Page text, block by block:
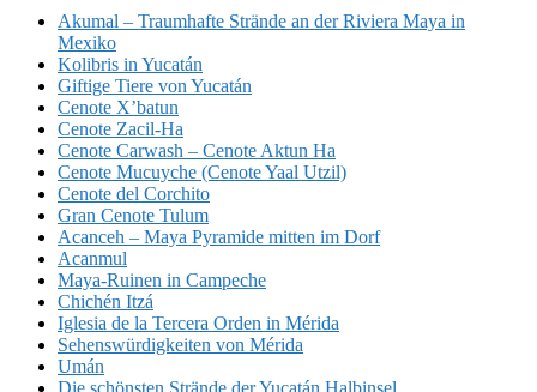
Akumal – Traumhafte Strände an der Riviera Maya in
Mexiko
Kolibris in Yucatán
Giftige Tiere von Yucatán
Cenote X’batun
Cenote Zacil-Ha
Cenote Carwash – Cenote Aktun Ha
Cenote Mucuyche (Cenote Yaal Utzil)
Cenote del Corchito
Gran Cenote Tulum
Acanceh – Maya Pyramide mitten im Dorf
Acanmul
Maya-Ruinen in Campeche
Chichén Itzá
Iglesia de la Tercera Orden in Mérida
Sehenswürdigkeiten von Mérida
Umán
Die schönsten Strände der Yucatán Halbinsel